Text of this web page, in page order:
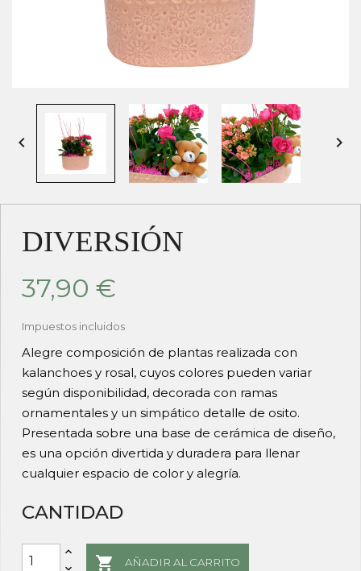
 
DIVERSIÓN
37,90 €
Impuestos incluidos
Alegre composición de plantas realizada con
kalanchoes y rosal, cuyos colores pueden variar
según disponibilidad, decorada con ramas
ornamentales y un simpático detalle de osito.
Presentada sobre una base de cerámica de diseño,
es una opción divertida y duradera para llenar
cualquier espacio de color y alegría.
CANTIDAD
 AÑADIR AL CARRITO